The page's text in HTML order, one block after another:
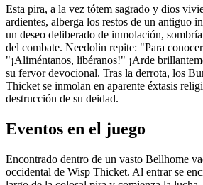
Esta pira, a la vez tótem sagrado y dios
ardientes, alberga los restos de un antiguo
un deseo deliberado de inmolación,
del combate. Needolin repite: "Para
"¡Aliméntanos, libéranos!" ¡Arde
su fervor devocional. Tras la derrota, los
Thicket se inmolan en aparente éxtasis
destrucción de su deidad.
Eventos en el juego
Encontrado dentro de un vasto Bellhome
occidental de Wisp Thicket. Al entrar se